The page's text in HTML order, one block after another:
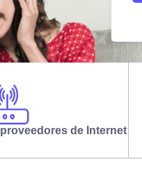
proveedores de Internet